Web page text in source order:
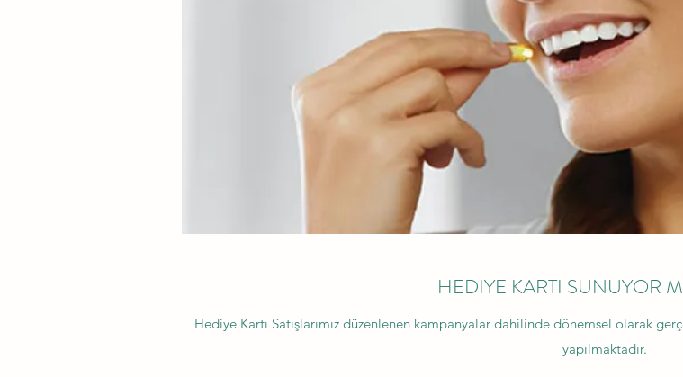
HEDIYE KARTI SUNUYOR
Hediye Kartı Satışlarımız düzenlenen kampanyalar dahilinde dönemsel olarak
yapılmaktadır.